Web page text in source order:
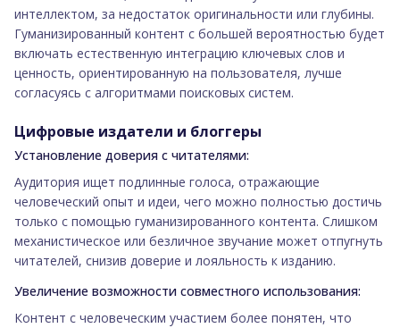
интеллектом, за недостаток оригинальности или глубины.
Гуманизированный контент с большей вероятностью будет
включать естественную интеграцию ключевых слов и
ценность, ориентированную на пользователя, лучше
согласуясь с алгоритмами поисковых систем.
Цифровые издатели и блоггеры
Установление доверия с читателями:
Аудитория ищет подлинные голоса, отражающие
человеческий опыт и идеи, чего можно полностью достичь
только с помощью гуманизированного контента. Слишком
механистическое или безличное звучание может отпугнуть
читателей, снизив доверие и лояльность к изданию.
Увеличение возможности совместного использования:
Контент с человеческим участием более понятен, что